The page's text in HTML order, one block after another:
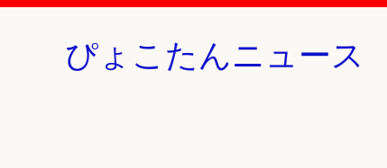
ぴょこたんニュース